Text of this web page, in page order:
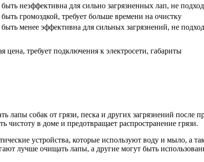
неэффективна для сильно загрязненных лап, не
громоздкой, требует больше времени на очистку
менее эффективна для сильных загрязнений, не
цена, требует подключения к электросети, габариты
собак от грязи, песка и других загрязнений после
в доме и предотвращает распространение грязи.
устройства, которые используют воду и мыло, а
лучше очищать лапы, а другие могут быть